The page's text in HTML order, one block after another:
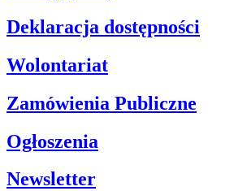
Deklaracja dostępności
Wolontariat
Zamówienia Publiczne
Ogłoszenia
Newsletter